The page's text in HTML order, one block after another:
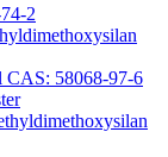
2
58068-97-6